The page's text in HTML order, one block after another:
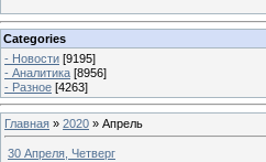
Categories
- Новости [9195]
- Аналитика [8956]
- Разное [4263]
Главная » 2020 » Апрель
30 Апреля, Четверг